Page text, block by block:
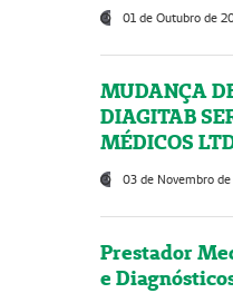
01 de Outubro de
MUDANÇA
DIAGITAB
MÉDICOS
03 de Novembro
Prestador
e